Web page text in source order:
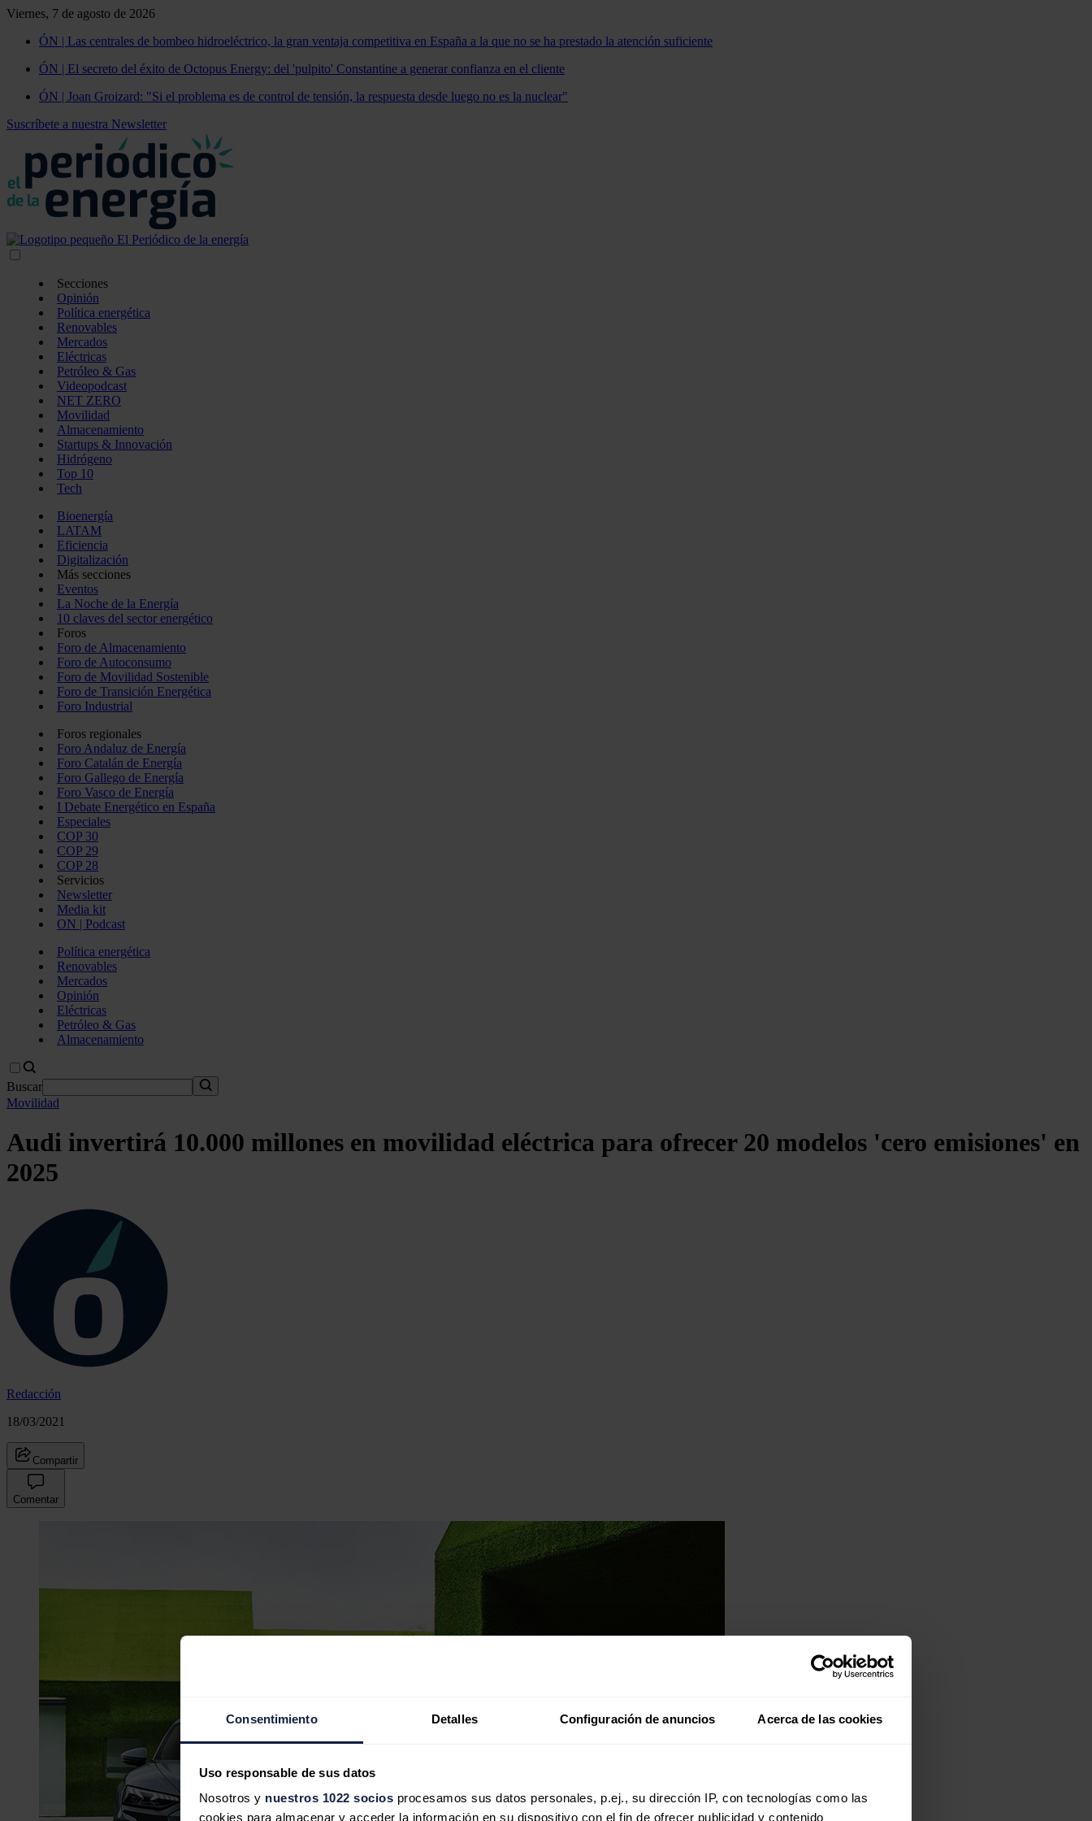
Consentimiento Detalles Configuración de anuncios Acerca de las cookies
Uso responsable de sus datos
Nosotros y nuestros 1022 socios procesamos sus datos personales, p.ej., su dirección IP, con tecnologías como las
cookies para almacenar y acceder la información en su dispositivo con el fin de ofrecer publicidad y contenido
Viernes, 7 de agosto de 2026
ÓN | Las centrales de bombeo hidroeléctrico, la gran ventaja competitiva en España a la que no se ha prestado la atención suficiente
ÓN | El secreto del éxito de Octopus Energy: del 'pulpito' Constantine a generar confianza en el cliente
ÓN | Joan Groizard: "Si el problema es de control de tensión, la respuesta desde luego no es la nuclear"
Suscríbete a nuestra Newsletter
Secciones
Opinión
Política energética
Renovables
Mercados
Eléctricas
Petróleo & Gas
Videopodcast
NET ZERO
Movilidad
Almacenamiento
Startups & Innovación
Hidrógeno
Top 10
Tech
Bioenergía
LATAM
Eficiencia
Digitalización
Más secciones
Eventos
La Noche de la Energía
10 claves del sector energético
Foros
Foro de Almacenamiento
Foro de Autoconsumo
Foro de Movilidad Sostenible
Foro de Transición Energética
Foro Industrial
Foros regionales
Foro Andaluz de Energía
Foro Catalán de Energía
Foro Gallego de Energía
Foro Vasco de Energía
I Debate Energético en España
Especiales
COP 30
COP 29
COP 28
Servicios
Newsletter
Media kit
ON | Podcast
Política energética
Renovables
Mercados
Opinión
Eléctricas
Petróleo & Gas
Almacenamiento
Buscar
Movilidad
Audi invertirá 10.000 millones en movilidad eléctrica para ofrecer 20 modelos 'cero emisiones' en
2025
Redacción
18/03/2021
Compartir
Comentar